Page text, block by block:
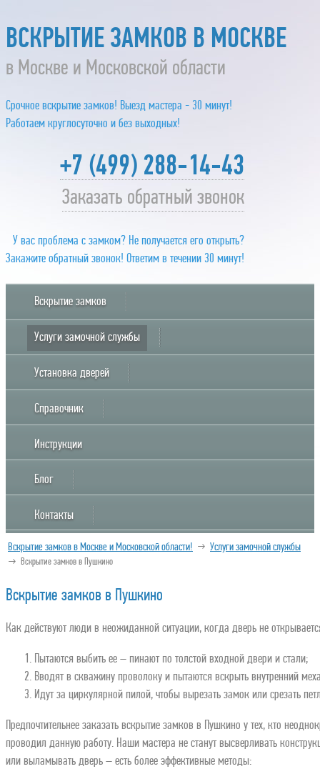
ВСКРЫТИЕ ЗАМКОВ В МОСКВЕ
в Москве и Московской области
Срочное вскрытие замков! Выезд мастера - 30 минут!
Работаем круглосуточно и без выходных!
+7 (499) 288-14-43
Заказать обратный звонок
У вас проблема с замком? Не получается его открыть?
Закажите обратный звонок! Ответим в течении 30 минут!
Вскрытие замков
Услуги замочной службы
Установка дверей
Справочник
Инструкции
Блог
Контакты
Вскрытие замков в Москве и Московской области! → Услуги замочной службы
→ Вскрытие замков в Пушкино
Вскрытие замков в Пушкино
Как действуют люди в неожиданной ситуации, когда дверь не
Пытаются выбить ее – пинают по толстой входной двери и стали;
Вводят в скважину проволоку и пытаются вскрыть внутренний
Идут за циркулярной пилой, чтобы вырезать замок или срезать
Предпочтительнее заказать вскрытие замков в Пушкино у тех, кто
проводил данную работу. Наши мастера не станут высверливать
или выламывать дверь – есть более эффективные методы: